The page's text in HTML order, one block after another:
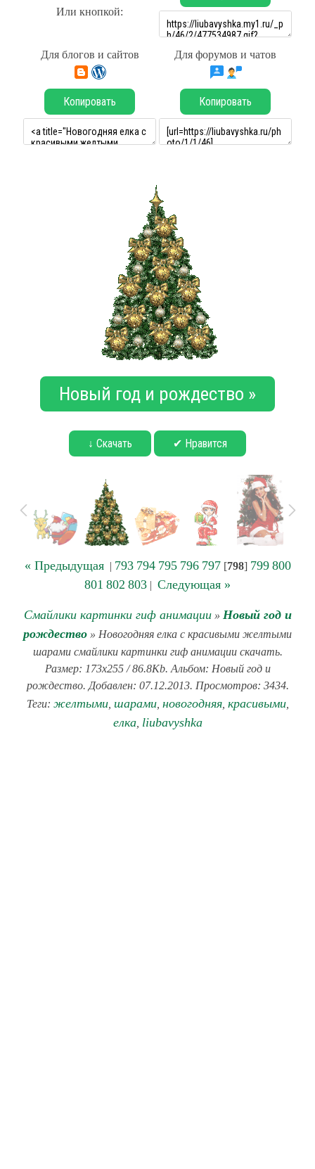
Или кнопкой:
Для блогов и сайтов Для форумов и чатов
Копировать Копировать
Новый год и рождество »
↓ Скачать ✔ Нравится
« Предыдущая| 793 794 795 796 797[798] 799 800
801 802 803 | Следующая »
Смайлики картинки гиф анимации» Новый год и
рождество » Новогодняя елка с красивыми желтыми
шарами смайлики картинки гиф анимации скачать.
Размер: 173x255 / 86.8Kb. Альбом: Новый год и
рождество. Добавлен: 07.12.2013. Просмотров: 3434.
Теги: желтыми, шарами, новогодняя, красивыми,
елка, liubavyshka